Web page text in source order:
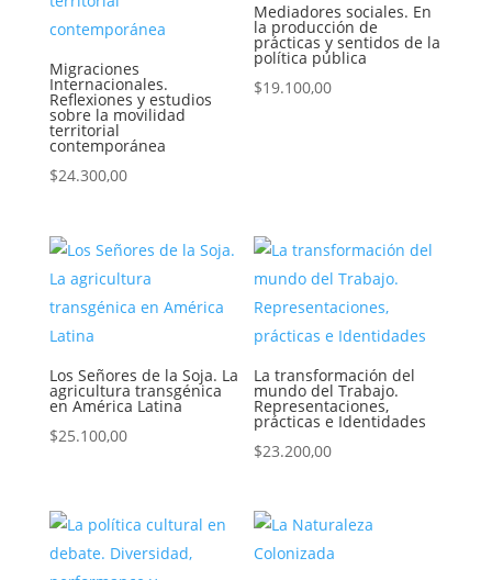
Migraciones
Internacionales.
Reflexiones y estudios
sobre la movilidad
territorial
contemporánea
$24.300,00
Mediadores sociales. En
la producción de
prácticas y sentidos de la
política pública
$19.100,00
Los Señores de la Soja. La
agricultura transgénica
en América Latina
$25.100,00
La transformación del
mundo del Trabajo.
Representaciones,
prácticas e Identidades
$23.200,00